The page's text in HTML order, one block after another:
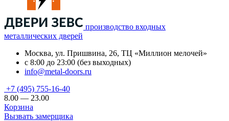
производство входных
металлических дверей
Москва, ул. Пришвина, 26, ТЦ «Миллион мелочей»
с 8:00 до 23:00 (без выходных)
info@metal-doors.ru
+7 (495) 755-16-40
8.00 — 23.00
Корзина
Вызвать замерщика